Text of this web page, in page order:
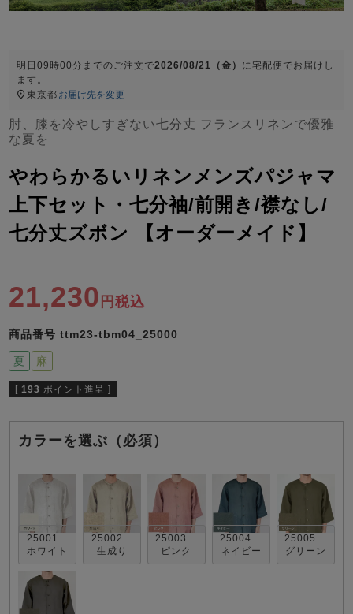
売れ筋ランキング
- Item Ranking -
新着商品
- New Arrival -
すべての季節のパジャマ一覧はこちら
すべてのキッ
パジャマ
ガールズ 上着
ガールズ
売れ筋ランキング
- Item Ranking -
新着商品
明日09時00分 までのご注文で2026/08/21（金） に宅配便 でお届けし
ます。
東京都 お届け先を変更
肘、膝を冷やしすぎない七分丈 フランスリネンで優雅
な夏を
やわらかるいリネンメンズパジャマ
上下セット・七分袖/前開き/襟なし/
七分丈ズボン 【オーダーメイド】
21,230 税込
商品番号 ttm23-tbm04_25000
夏 麻
[ 193 ポイント進呈 ]
カラーを選ぶ（必須）
25001
ホワイト
25002
生成り
25003
ピンク
25004
ネイビー
25005
グリーン